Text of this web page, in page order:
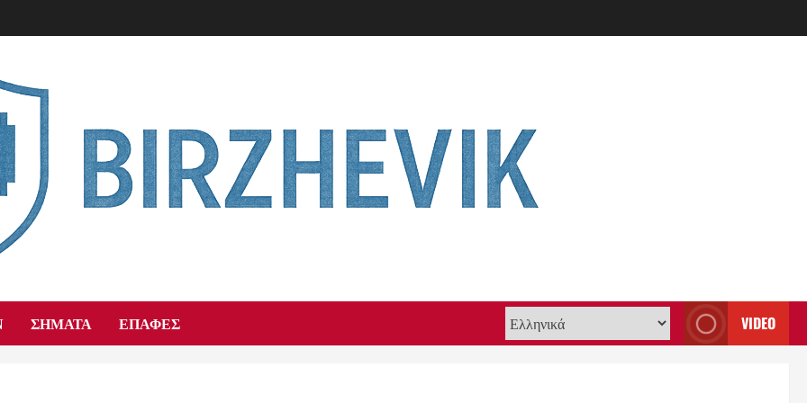
ΣΉΜΑΤΑ ΕΠΑΦΈΣ VIDEO